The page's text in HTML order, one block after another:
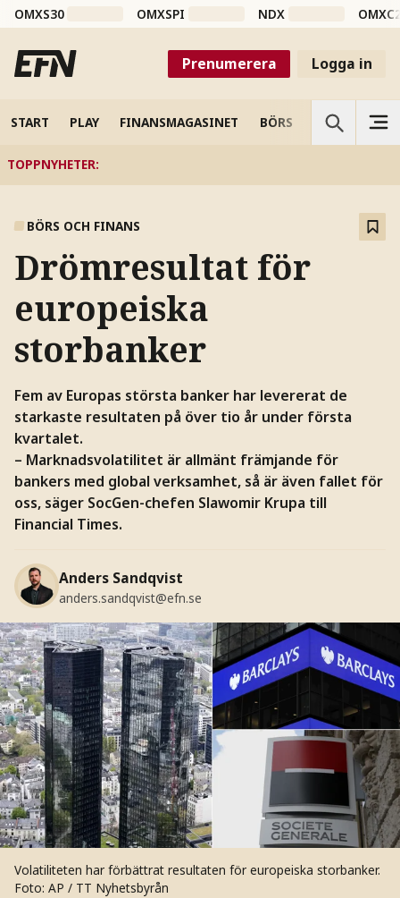
OMXS30 OMXSPI NDX
Prenumerera Logga in
START PLAY FINANSMAGASINET BÖRS VETENSKAP
TOPPNYHETER:
BÖRS OCH FINANS
Drömresultat för
europeiska
storbanker
Fem av Europas största banker har levererat de
starkaste resultaten på över tio år under första
kvartalet.
– Marknadsvolatilitet är allmänt främjande för
bankers med global verksamhet, så är även fallet för
oss, säger SocGen-chefen Slawomir Krupa till
Financial Times.
Anders Sandqvist
anders.sandqvist@efn.se
Volatiliteten har förbättrat resultaten för europeiska storbanker.
Foto: AP / TT Nyhetsbyrån